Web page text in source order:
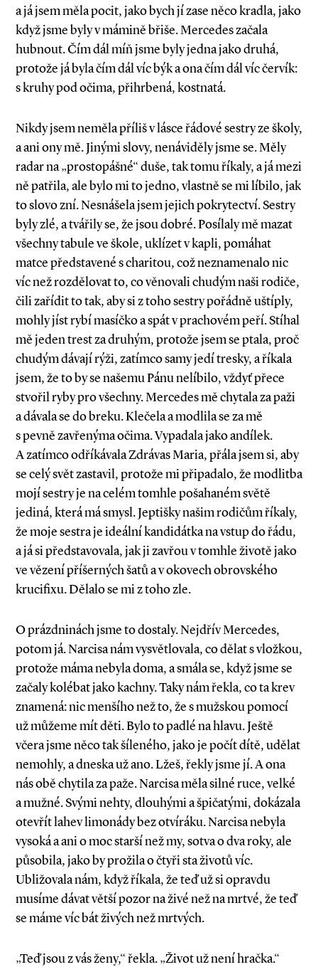
a já jsem měla pocit, jako bych jí zase něco kradla, jako
když jsme byly v mámině břiše. Mercedes začala
hubnout. Čím dál míň jsme byly jedna jako druhá,
protože já byla čím dál víc býk a ona čím dál víc červík:
s kruhy pod očima, přihrbená, kostnatá.
Nikdy jsem neměla příliš v lásce řádové sestry ze školy,
a ani ony mě. Jinými slovy, nenáviděly jsme se. Měly
radar na „prostopášné“ duše, tak tomu říkaly, a já mezi
ně patřila, ale bylo mi to jedno, vlastně se mi líbilo, jak
to slovo zní. Nesnášela jsem jejich pokrytectví. Sestry
byly zlé, a tvářily se, že jsou dobré. Posílaly mě mazat
všechny tabule ve škole, uklízet v kapli, pomáhat
matce představené s charitou, což neznamenalo nic
víc než rozdělovat to, co věnovali chudým naši rodiče,
čili zařídit to tak, aby si z toho sestry pořádně uštíply,
mohly jíst rybí masíčko a spát v prachovém peří. Stíhal
mě jeden trest za druhým, protože jsem se ptala, proč
chudým dávají rýži, zatímco samy jedí tresky, a říkala
jsem, že to by se našemu Pánu nelíbilo, vždyť přece
stvořil ryby pro všechny. Mercedes mě chytala za paži
a dávala se do breku. Klečela a modlila se za mě
s pevně zavřenýma očima. Vypadala jako andílek.
A zatímco odříkávala Zdrávas Maria, přála jsem si, aby
se celý svět zastavil, protože mi připadalo, že modlitba
mojí sestry je na celém tomhle pošahaném světě
jediná, která má smysl. Jeptišky našim rodičům říkaly,
že moje sestra je ideální kandidátka na vstup do řádu,
a já si představovala, jak ji zavřou v tomhle životě jako
ve vězení příšerných šatů a v okovech obrovského
krucifixu. Dělalo se mi z toho zle.
O prázdninách jsme to dostaly. Nejdřív Mercedes,
potom já. Narcisa nám vysvětlovala, co dělat s vložkou,
protože máma nebyla doma, a smála se, když jsme se
začaly kolébat jako kachny. Taky nám řekla, co ta krev
znamená: nic menšího než to, že s mužskou pomocí
už můžeme mít děti. Bylo to padlé na hlavu. Ještě
včera jsme něco tak šíleného, jako je počít dítě, udělat
nemohly, a dneska už ano. Lžeš, řekly jsme jí. A ona
nás obě chytila za paže. Narcisa měla silné ruce, velké
a mužné. Svými nehty, dlouhými a špičatými, dokázala
otevřít lahev limonády bez otvíráku. Narcisa nebyla
vysoká a ani o moc starší než my, sotva o dva roky, ale
působila, jako by prožila o čtyři sta životů víc.
Ubližovala nám, když říkala, že teď už si opravdu
musíme dávat větší pozor na živé než na mrtvé, že teď
se máme víc bát živých než mrtvých.
„Teď jsou z vás ženy,“ řekla. „Život už není hračka.“